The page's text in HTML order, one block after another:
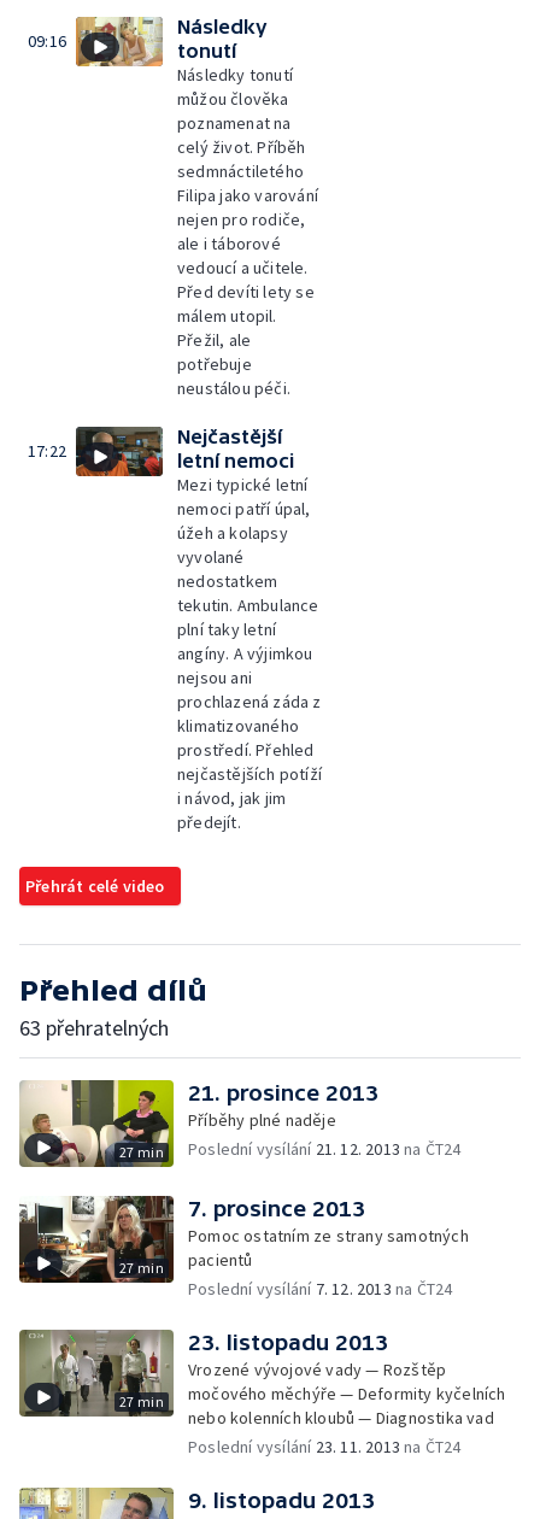
09:16
Následky
tonutí
Následky tonutí
můžou člověka
poznamenat na
celý život. Příběh
sedmnáctiletého
Filipa jako varování
nejen pro rodiče,
ale i táborové
vedoucí a učitele.
Před devíti lety se
málem utopil.
Přežil, ale
potřebuje
neustálou péči.
17:22
Nejčastější
letní nemoci
Mezi typické letní
nemoci patří úpal,
úžeh a kolapsy
vyvolané
nedostatkem
tekutin. Ambulance
plní taky letní
angíny. A výjimkou
nejsou ani
prochlazená záda z
klimatizovaného
prostředí. Přehled
nejčastějších potíží
i návod, jak jim
předejít.
Přehrát celé video
Přehled dílů
63 přehratelných
27 min
21. prosince 2013
Příběhy plné naděje
Poslední vysílání 21. 12. 2013 na ČT24
27 min
7. prosince 2013
Pomoc ostatním ze strany samotných
pacientů
Poslední vysílání 7. 12. 2013 na ČT24
27 min
23. listopadu 2013
Vrozené vývojové vady — Rozštěp
močového měchýře — Deformity kyčelních
nebo kolenních kloubů — Diagnostika vad
Poslední vysílání 23. 11. 2013 na ČT24
9. listopadu 2013